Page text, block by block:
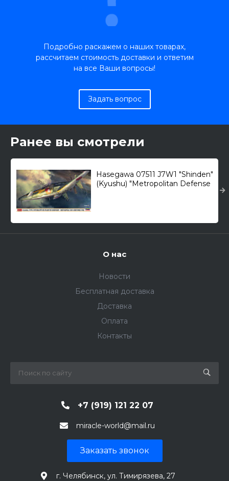
Подробно раскажем о наших товарах,
рассчитаем стоимость доставки и ответим
на все Ваши вопросы!
Задать вопрос
Ранее вы смотрели
Hasegawa 07511 J7W1 "Shinden"
(Kyushu) "Metropolitan Defense
О нас
Новости
Бесплатная доставка
Доставка
Оплата
Контакты
+7 (919) 121 22 07
miracle-world@mail.ru
Заказать звонок
г. Челябинск, ул. Тимирязева, 27